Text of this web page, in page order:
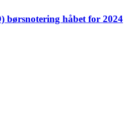
børsnotering håbet for 2024